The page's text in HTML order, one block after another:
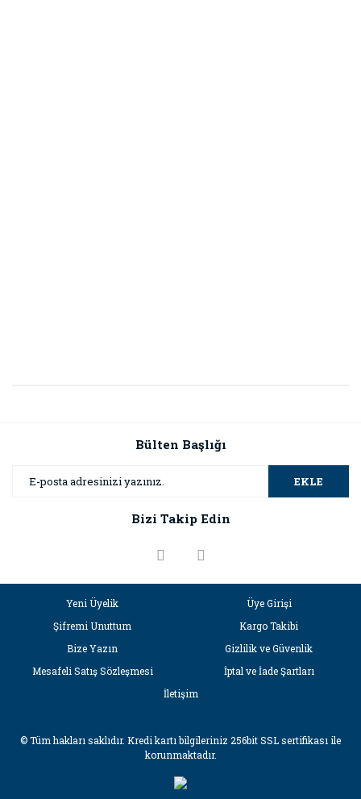
Bülten Başlığı
EKLE
Bizi Takip Edin
Yeni Üyelik
Üye Girişi
Şifremi Unuttum
Kargo Takibi
Bize Yazın
Gizlilik ve Güvenlik
Mesafeli Satış Sözleşmesi
İptal ve İade Şartları
İletişim
© Tüm hakları saklıdır. Kredi kartı bilgileriniz 256bit SSL sertifikası ile
korunmaktadır.